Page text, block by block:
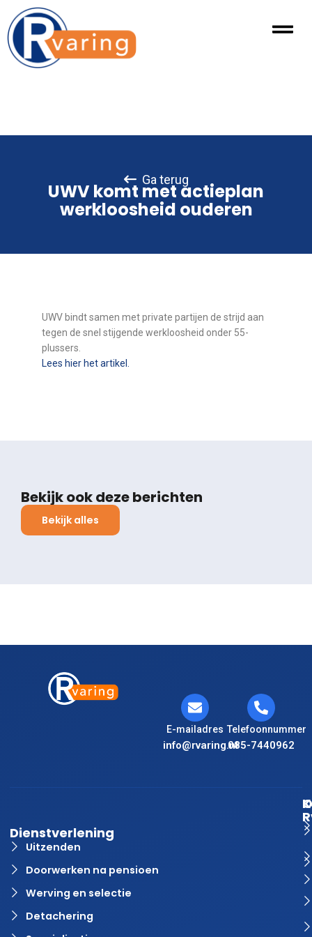
Ga terug
UWV komt met actieplan
werkloosheid ouderen
UWV bindt samen met private partijen de strijd aan
tegen de snel stijgende werkloosheid onder 55-
plussers.
Lees hier het artikel.
Bekijk ook deze berichten
Bekijk alles
E-mailadres
info@rvaring.nl
Telefoonnummer
085-7440962
Dienstverlening
Uitzenden
Doorwerken na pensioen
Werving en selectie
Detachering